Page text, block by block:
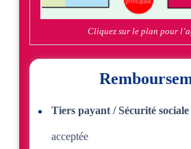
Cliquez sur le plan pour
Tiers payant / Sécurité sociale
acceptée